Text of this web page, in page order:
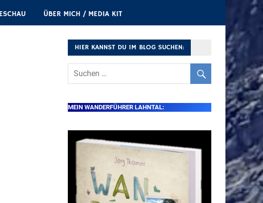
ÜBER MICH / MEDIA KIT
HIER KANNST DU IM BLOG SUCHEN:
MEIN WANDERFÜHRER LAHNTAL: